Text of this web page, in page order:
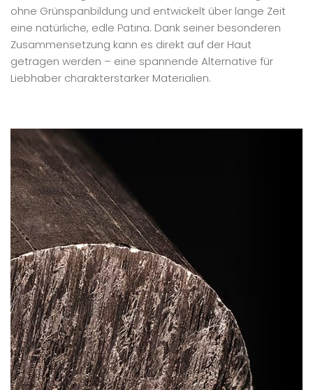
ohne Grünspanbildung und entwickelt über lange Zeit
eine natürliche, edle Patina. Dank seiner besonderen
Zusammensetzung kann es direkt auf der Haut
getragen werden – eine spannende Alternative für
Liebhaber charakterstarker Materialien.